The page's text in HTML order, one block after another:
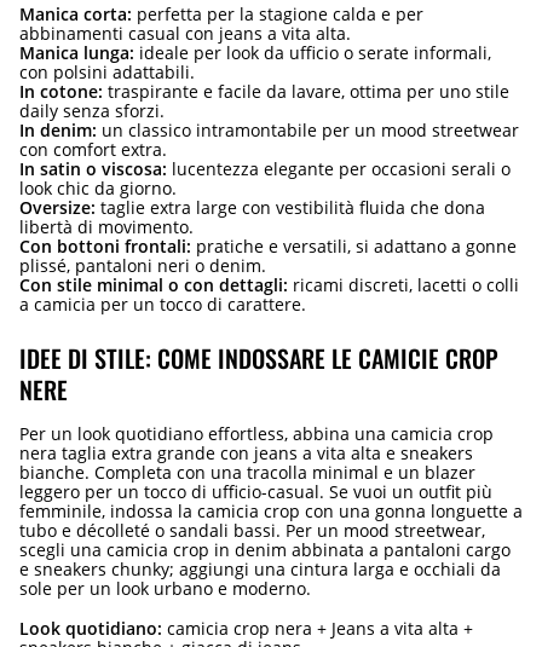
Manica corta: perfetta per la stagione calda e per
abbinamenti casual con jeans a vita alta.
Manica lunga: ideale per look da ufficio o serate informali,
con polsini adattabili.
In cotone: traspirante e facile da lavare, ottima per uno stile
daily senza sforzi.
In denim: un classico intramontabile per un mood streetwear
con comfort extra.
In satin o viscosa: lucentezza elegante per occasioni serali o
look chic da giorno.
Oversize: taglie extra large con vestibilità fluida che dona
libertà di movimento.
Con bottoni frontali: pratiche e versatili, si adattano a gonne
plissé, pantaloni neri o denim.
Con stile minimal o con dettagli: ricami discreti, lacetti o colli
a camicia per un tocco di carattere.
IDEE DI STILE: COME INDOSSARE LE CAMICIE CROP
NERE
Per un look quotidiano effortless, abbina una camicia crop
nera taglia extra grande con jeans a vita alta e sneakers
bianche. Completa con una tracolla minimal e un blazer
leggero per un tocco di ufficio-casual. Se vuoi un outfit più
femminile, indossa la camicia crop con una gonna longuette a
tubo e décolleté o sandali bassi. Per un mood streetwear,
scegli una camicia crop in denim abbinata a pantaloni cargo
e sneakers chunky; aggiungi una cintura larga e occhiali da
sole per un look urbano e moderno.
Look quotidiano: camicia crop nera + Jeans a vita alta +